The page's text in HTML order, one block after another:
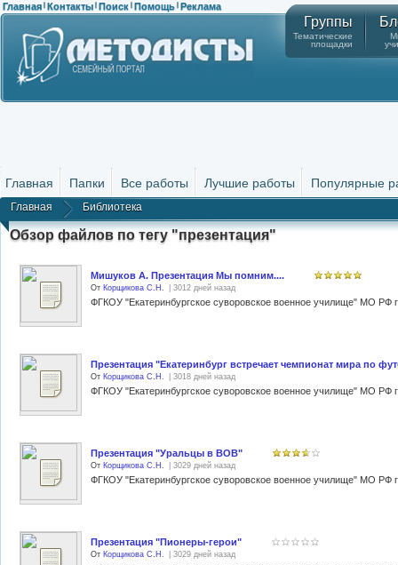
Главная | Контакты | Поиск | Помощь | Реклама
Группы
Тематические
площадки
Главная Папки Все работы Лучшие работы Популярные
Главная Библиотека
Обзор файлов по тегу "презентация"
Мишуков А. Презентация Мы помним....
От Корщикова С.Н. | 3012 дней назад
Презентация "Екатеринбург встречает чемпионат мира по
От Корщикова С.Н. | 3018 дней назад
Презентация "Уральцы в ВОВ"
От Корщикова С.Н. | 3029 дней назад
Презентация "Пионеры-герои"
От Корщикова С.Н. | 3029 дней назад